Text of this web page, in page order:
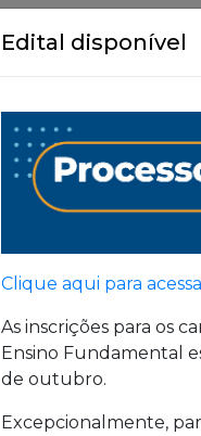
Edital disponível
Clique aqui para
As inscrições para os
Ensino Fundamental
de outubro.
Excepcionalmente,